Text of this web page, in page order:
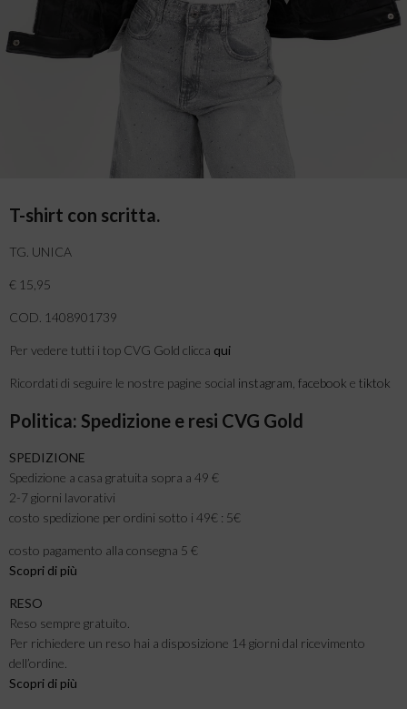
T-shirt con scritta.
TG. UNICA
€ 15,95
COD. 1408901739
Per vedere tutti i top CVG Gold clicca qui
Ricordati di seguire le nostre pagine social instagram facebook e tiktok
Politica: Spedizione e resi CVG Gold
SPEDIZIONE
Spedizione a casa gratuita sopra a 49 €
2-7 giorni lavorativi
costo spedizione per ordini sotto i 49€ : 5€
costo pagamento alla consegna 5 €
Scopri di più
RESO
Reso sempre gratuito.
Per richiedere un reso hai a disposizione 14 giorni dal ricevimento
dell’ordine.
Scopri di più